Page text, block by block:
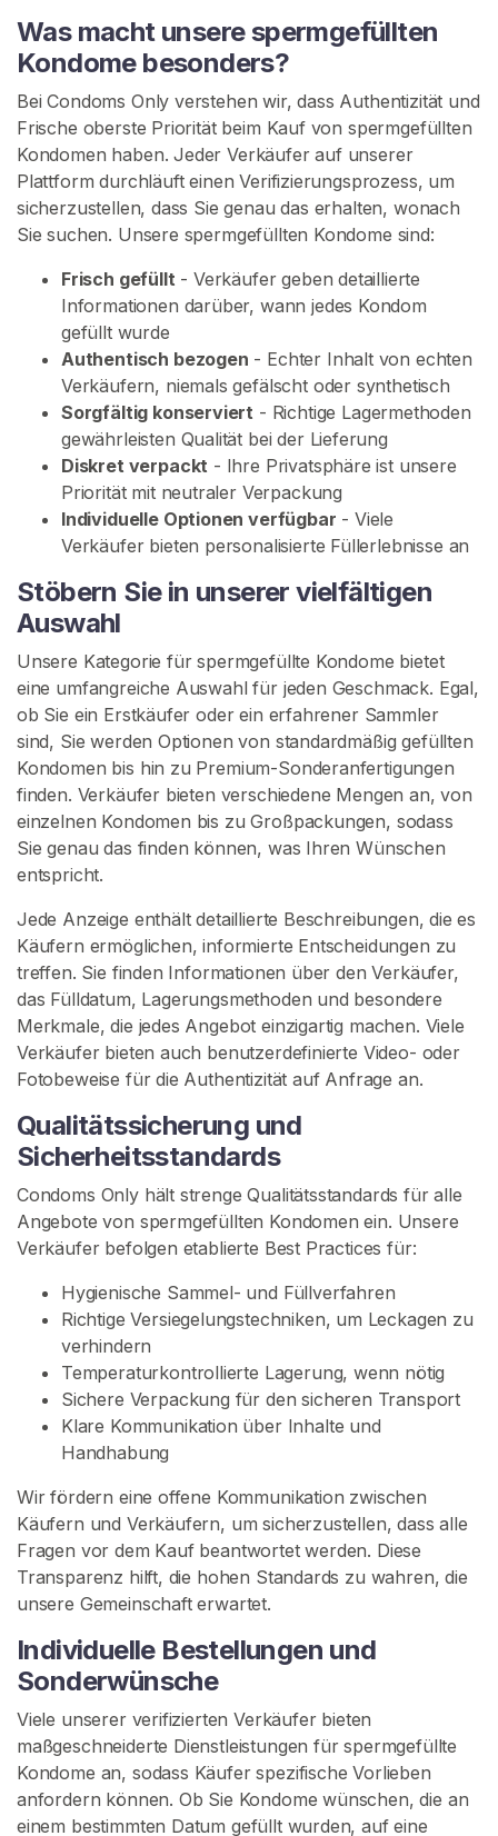
Was macht unsere spermgefüllten
Kondome besonders?
Bei Condoms Only verstehen wir, dass Authentizität und
Frische oberste Priorität beim Kauf von spermgefüllten
Kondomen haben. Jeder Verkäufer auf unserer
Plattform durchläuft einen Verifizierungsprozess, um
sicherzustellen, dass Sie genau das erhalten, wonach
Sie suchen. Unsere spermgefüllten Kondome sind:
Frisch gefüllt - Verkäufer geben detaillierte
Informationen darüber, wann jedes Kondom
gefüllt wurde
Authentisch bezogen - Echter Inhalt von echten
Verkäufern, niemals gefälscht oder synthetisch
Sorgfältig konserviert - Richtige Lagermethoden
gewährleisten Qualität bei der Lieferung
Diskret verpackt - Ihre Privatsphäre ist unsere
Priorität mit neutraler Verpackung
Individuelle Optionen verfügbar - Viele
Verkäufer bieten personalisierte Füllerlebnisse an
Stöbern Sie in unserer vielfältigen
Auswahl
Unsere Kategorie für spermgefüllte Kondome bietet
eine umfangreiche Auswahl für jeden Geschmack. Egal,
ob Sie ein Erstkäufer oder ein erfahrener Sammler
sind, Sie werden Optionen von standardmäßig gefüllten
Kondomen bis hin zu Premium-Sonderanfertigungen
finden. Verkäufer bieten verschiedene Mengen an, von
einzelnen Kondomen bis zu Großpackungen, sodass
Sie genau das finden können, was Ihren Wünschen
entspricht.
Jede Anzeige enthält detaillierte Beschreibungen, die es
Käufern ermöglichen, informierte Entscheidungen zu
treffen. Sie finden Informationen über den Verkäufer,
das Fülldatum, Lagerungsmethoden und besondere
Merkmale, die jedes Angebot einzigartig machen. Viele
Verkäufer bieten auch benutzerdefinierte Video- oder
Fotobeweise für die Authentizität auf Anfrage an.
Qualitätssicherung und
Sicherheitsstandards
Condoms Only hält strenge Qualitätsstandards für alle
Angebote von spermgefüllten Kondomen ein. Unsere
Verkäufer befolgen etablierte Best Practices für:
Hygienische Sammel- und Füllverfahren
Richtige Versiegelungstechniken, um Leckagen zu
verhindern
Temperaturkontrollierte Lagerung, wenn nötig
Sichere Verpackung für den sicheren Transport
Klare Kommunikation über Inhalte und
Handhabung
Wir fördern eine offene Kommunikation zwischen
Käufern und Verkäufern, um sicherzustellen, dass alle
Fragen vor dem Kauf beantwortet werden. Diese
Transparenz hilft, die hohen Standards zu wahren, die
unsere Gemeinschaft erwartet.
Individuelle Bestellungen und
Sonderwünsche
Viele unserer verifizierten Verkäufer bieten
maßgeschneiderte Dienstleistungen für spermgefüllte
Kondome an, sodass Käufer spezifische Vorlieben
anfordern können. Ob Sie Kondome wünschen, die an
einem bestimmten Datum gefüllt wurden, auf eine
S
u
c
h
e
n
S
f
e
r
n
K
o
n
d
o
m
-
I
n
h
a
l
t
e
n
t
z
t
M
i
t
S
e
r
a
G
e
f